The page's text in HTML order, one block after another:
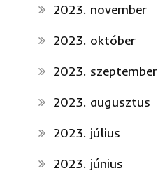
2023. november
2023. október
2023. szeptember
2023. augusztus
2023. július
2023. június